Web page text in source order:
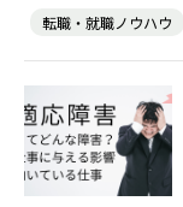
転職・就職ノウハウ